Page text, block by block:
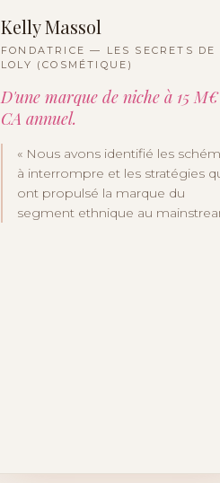
Kelly Massol
FONDATRICE — LES SECRETS DE
LOLY (COSMÉTIQUE)
D'une marque de niche à 15
CA annuel.
« Nous avons identifié les
à interrompre et les stratégies
ont propulsé la marque du
segment ethnique au